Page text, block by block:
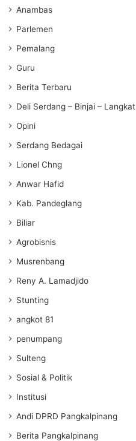
Anambas
Parlemen
Pemalang
Guru
Berita Terbaru
Deli Serdang – Binjai – Langkat
Opini
Serdang Bedagai
Lionel Chng
Anwar Hafid
Kab. Pandeglang
Biliar
Agrobisnis
Musrenbang
Reny A. Lamadjido
Stunting
angkot 81
penumpang
Sulteng
Sosial & Politik
Institusi
Andi DPRD Pangkalpinang
Berita Pangkalpinang